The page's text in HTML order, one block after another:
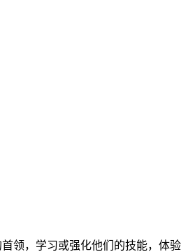
领，学习或强化他们的技能，体验